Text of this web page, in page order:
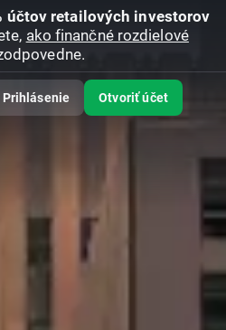
účtov retailových investorov
ako finančné rozdielové
Prihlásenie Otvoriť účet